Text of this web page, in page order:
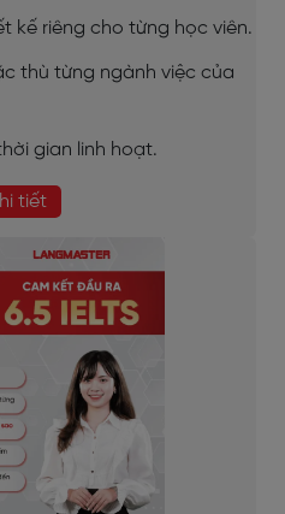
kế riêng cho từng học viên.
thù từng ngành việc của
gian linh hoạt.
tiết